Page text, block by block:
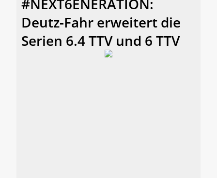
#NEXT6ENERATION:
Deutz-Fahr erweitert die
Serien 6.4 TTV und 6 TTV